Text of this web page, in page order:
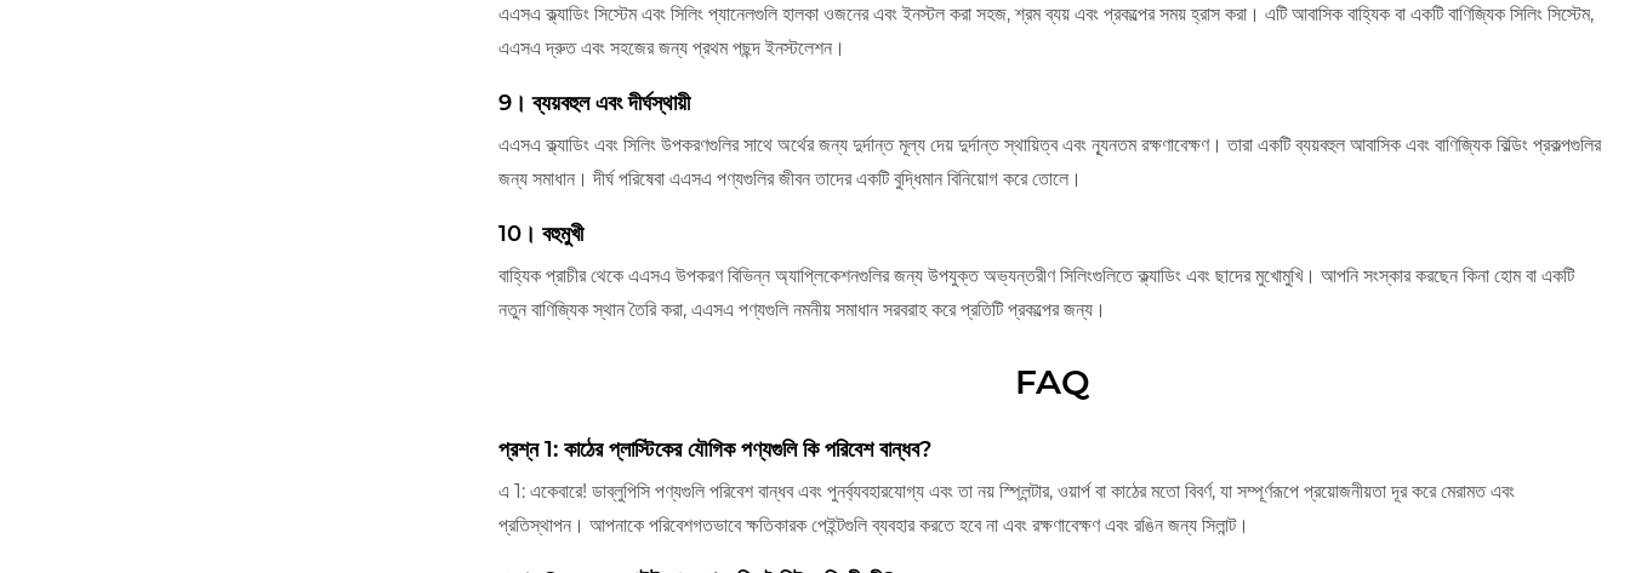
এএসএ ক্ল্যাডিং সিস্টেম এবং সিলিং প্যানেলগুলি হালকা ওজনের এবং ইনস্টল করা সহজ, শ্রম ব্যয় এবং প্রকল্পের সময় হ্রাস করা। এটি আবাসিক বাহ্যিক বা একটি বাণিজ্যিক সিলিং সিস্টেম,
এএসএ দ্রুত এবং সহজের জন্য প্রথম পছন্দ ইনস্টলেশন।
9। ব্যয়বহুল এবং দীর্ঘস্থায়ী
এএসএ ক্ল্যাডিং এবং সিলিং উপকরণগুলির সাথে অর্থের জন্য দুর্দান্ত মূল্য দেয় দুর্দান্ত স্থায়িত্ব এবং ন্যূনতম রক্ষণাবেক্ষণ। তারা একটি ব্যয়বহুল আবাসিক এবং বাণিজ্যিক বিল্ডিং প্রকল্পগুলির
জন্য সমাধান। দীর্ঘ পরিষেবা এএসএ পণ্যগুলির জীবন তাদের একটি বুদ্ধিমান বিনিয়োগ করে তোলে।
10। বহুমুখী
বাহ্যিক প্রাচীর থেকে এএসএ উপকরণ বিভিন্ন অ্যাপ্লিকেশনগুলির জন্য উপযুক্ত অভ্যন্তরীণ সিলিংগুলিতে ক্ল্যাডিং এবং ছাদের মুখোমুখি। আপনি সংস্কার করছেন কিনা হোম বা একটি
নতুন বাণিজ্যিক স্থান তৈরি করা, এএসএ পণ্যগুলি নমনীয় সমাধান সরবরাহ করে প্রতিটি প্রকল্পের জন্য।
FAQ
প্রশ্ন 1: কাঠের প্লাস্টিকের যৌগিক পণ্যগুলি কি পরিবেশ বান্ধব?
এ 1: একেবারে! ডাব্লুপিসি পণ্যগুলি পরিবেশ বান্ধব এবং পুনর্ব্যবহারযোগ্য এবং তা নয় স্প্লিন্টার, ওয়ার্প বা কাঠের মতো বিবর্ণ, যা সম্পূর্ণরূপে প্রয়োজনীয়তা দূর করে মেরামত এবং
প্রতিস্থাপন। আপনাকে পরিবেশগতভাবে ক্ষতিকারক পেইন্টগুলি ব্যবহার করতে হবে না এবং রক্ষণাবেক্ষণ এবং রঙিন জন্য সিলান্ট।